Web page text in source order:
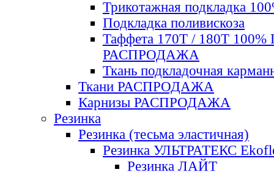
Трикотажная подкладка
Подкладка поливискоза
Таффета 170Т / 180Т 100%
РАСПРОДАЖА
Ткань подкладочная
Ткани РАСПРОДАЖА
Карнизы РАСПРОДАЖА
Резинка
Резинка (тесьма эластичная)
Резинка УЛЬТРАТЕКС
Резинка ЛАЙТ